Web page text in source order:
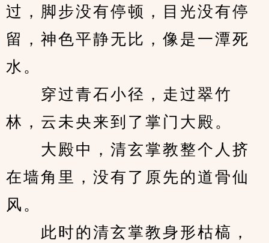
过，脚步没有停顿，目光没有停
留，神色平静无比，像是一潭死
水。
穿过青石小径，走过翠竹
林，云未央来到了掌门大殿。
大殿中，清玄掌教整个人挤
在墙角里，没有了原先的道骨仙
风。
此时的清玄掌教身形枯槁，